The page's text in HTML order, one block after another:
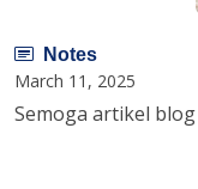
Notes
March 11, 2025
Semoga artikel